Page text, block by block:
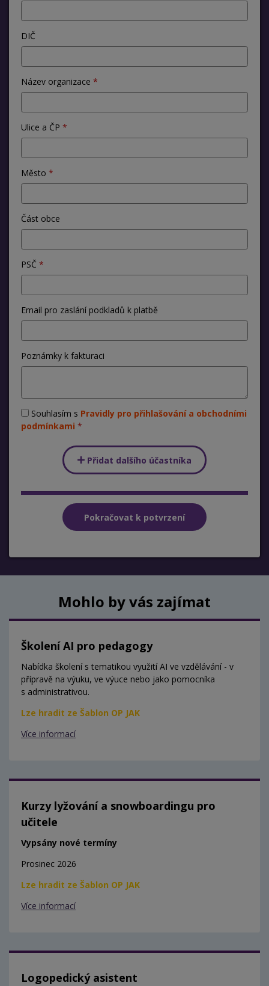
DIČ
Název organizace
Ulice a ČP
Město
Část obce
PSČ
Email pro zaslání podkladů k platbě
Poznámky k fakturaci
Souhlasím s Pravidly pro přihlašování a obchodními
podmínkami
Přidat dalšího účastníka
Mohlo by vás zajímat
Školení AI pro pedagogy
Nabídka školení s tematikou využití AI ve vzdělávání - v
přípravě na výuku, ve výuce nebo jako pomocníka
s administrativou.
Lze hradit ze Šablon OP JAK
Více informací
Kurzy lyžování a snowboardingu pro
učitele
Vypsány nové termíny
Prosinec 2026
Lze hradit ze Šablon OP JAK
Více informací
Logopedický asistent